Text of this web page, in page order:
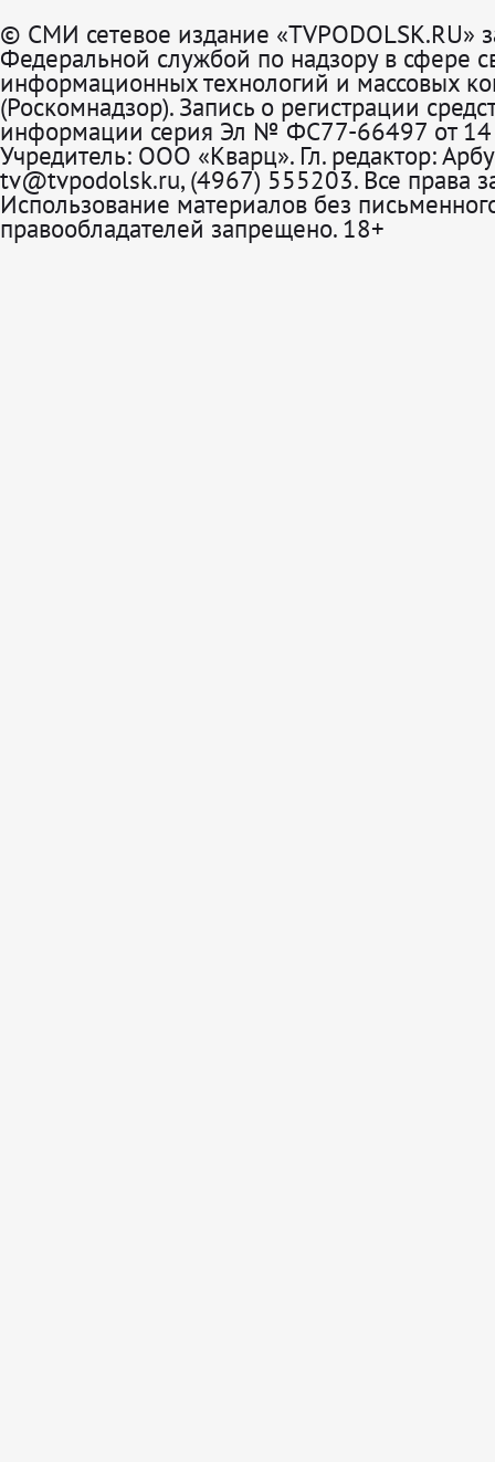
© СМИ сетевое издание «TVPODOLSK.RU»
Федеральной службой по надзору в сфере
информационных технологий и массовых
(Роскомнадзор). Запись о регистрации
информации серия Эл № ФС77-66497 от 14
Учредитель: ООО «Кварц». Гл. редактор:
tv@tvpodolsk.ru, (4967) 555203. Все права
Использование материалов без
правообладателей запрещено. 18+